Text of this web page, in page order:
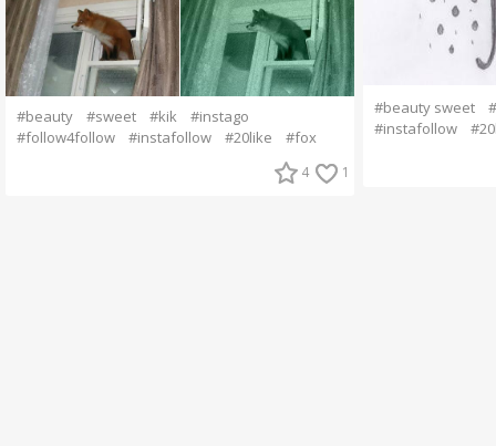
#beauty #sweet #kik
#instago
#follow4follow
#instafollow #20like #fox
4 1
#beauty sweet
#instafollow